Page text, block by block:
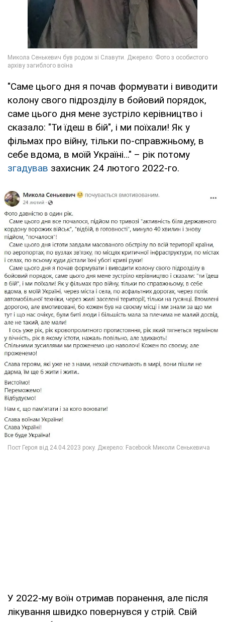
"Саме цього дня я почав формувати і виводити
колону свого підрозділу в бойовий порядок,
саме цього дня мене зустріло керівництво і
сказало: "Ти їдеш в бій", і ми поїхали! Як у
фільмах про війну, тільки по-справжньому, в
себе вдома, в моїй Україні…" – рік потому
згадував захисник 24 лютого 2022-го.
У 2022-му воїн отримав поранення, але після
лікування швидко повернувся у стрій. Свій